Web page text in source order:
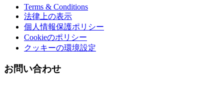
Terms & Conditions
法律上の表示
個人情報保護ポリシー
Cookieのポリシー
クッキーの環境設定
お問い合わせ